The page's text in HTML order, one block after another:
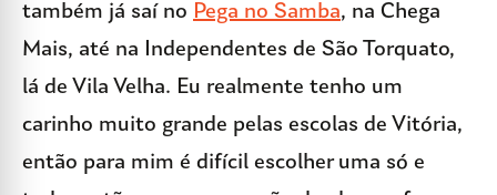
também já saí no Pega no Samba, na Chega
Mais, até na Independentes de São Torquato,
lá de Vila Velha. Eu realmente tenho um
carinho muito grande pelas escolas de Vitória,
então para mim é difícil escolher uma só e